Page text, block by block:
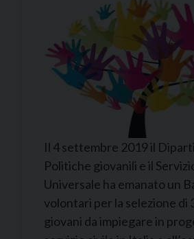
Il 4 settembre 2019 il
Politiche giovanili e il
Universale ha emanato un
volontari per la selezione di
giovani da impiegare in